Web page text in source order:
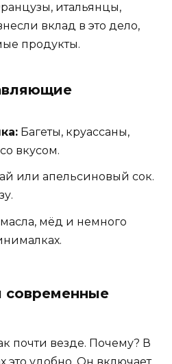
итальянцы,
вклад в это дело,
продукты.
Багеты, круассаны,
вкусом.
или апельсиновый сок.
мёд и немного
современные
почти везде. Почему? В